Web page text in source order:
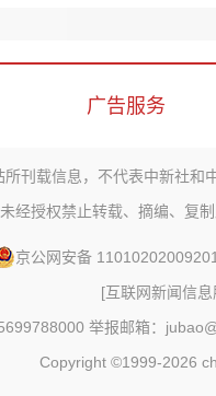
广告服务
所刊载信息，不代表中新社和
未经授权禁止转载、摘编、复
京公网安备
[互联网新闻信
举报邮箱：
Copyright ©1999-2026